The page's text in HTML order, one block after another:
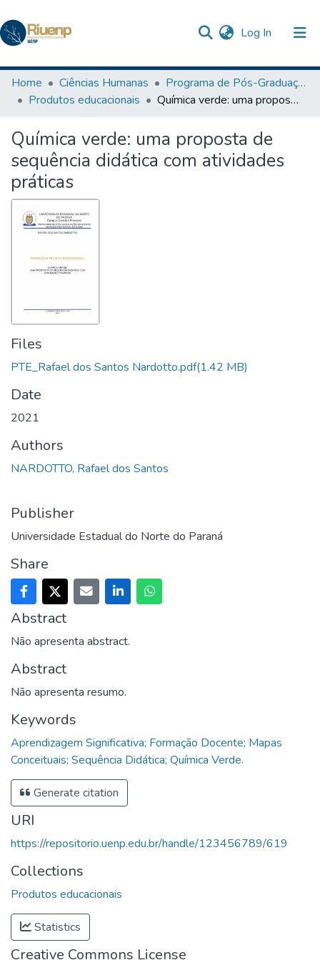
Log In (current)
Communities & Collections
Statistics
The Repository
Home Ciências Humanas
Programa de Pós-Graduação em Ensino
Produtos educacionais
Química verde: uma proposta de sequência didática com atividades práticas
Química verde: uma proposta de
sequência didática com atividades
práticas
Files
PTE_Rafael dos Santos Nardotto.pdf(1.42 MB)
Date
2021
Authors
NARDOTTO, Rafael dos Santos
Publisher
Universidade Estadual do Norte do Paraná
Share
Abstract
Não apresenta abstract.
Abstract
Não apresenta resumo.
Keywords
Aprendizagem Significativa; Formação Docente; Mapas
Conceituais; Sequência Didática; Química Verde.
Generate citation
URI
https://repositorio.uenp.edu.br/handle/123456789/619
Collections
Produtos educacionais
Statistics
Creative Commons License